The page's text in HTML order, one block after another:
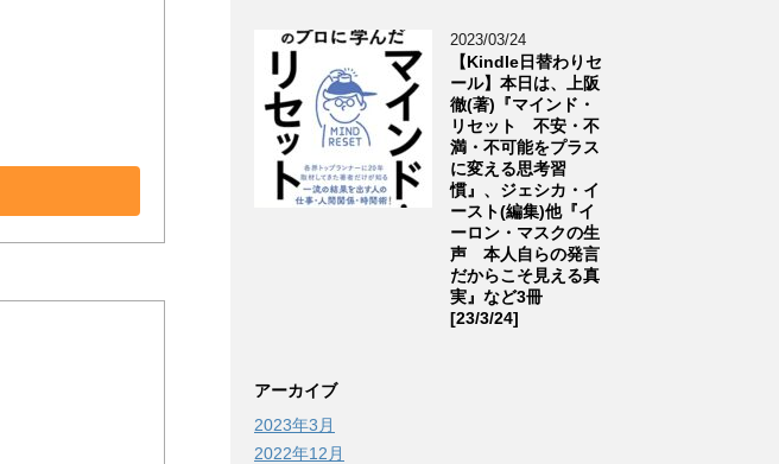
2023/03/24
【Kindle日替わりセ
ール】本日は、上阪
徹(著)『マインド・
リセット 不安・不
満・不可能をプラス
に変える思考習
慣』、ジェシカ・イ
ースト(編集)他『イ
ーロン・マスクの生
声 本人自らの発言
だからこそ見える真
実』など3冊
[23/3/24]
アーカイブ
2023年3月
2022年12月